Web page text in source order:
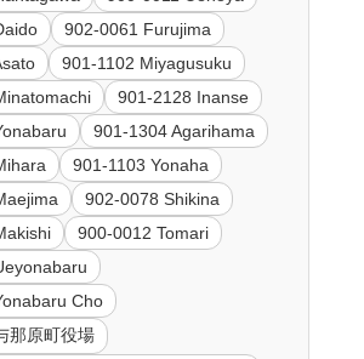
902-0061 Furujima
901-1102 Miyagusuku
901-2128 Inanse
901-1304 Agarihama
901-1103 Yonaha
902-0078 Shikina
900-0012 Tomari
Cho
那原町役場